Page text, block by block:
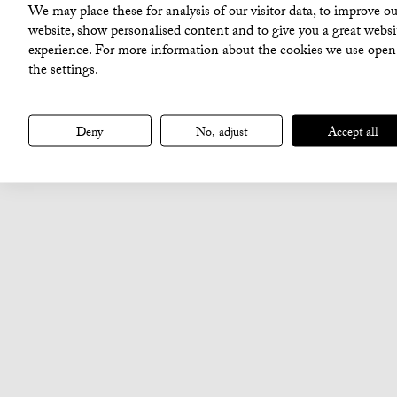
We may place these for analysis of our visitor data, to improve
website, show personalised content and to give you a great
experience. For more information about the cookies we use open
the settings.
Deny No, adjust Accept all